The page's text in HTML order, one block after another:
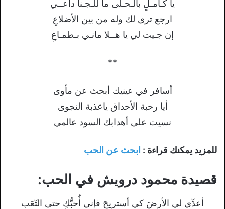
يا كـامـلٍ بالـحـلى ما للـجـنا داعــي
ارجع ترى لك وله من بين الأضلاعِ
إن جـيت لي يا هــلا مانـي بـطمـاعِ
**
أسافر في عينيك أبحث عن مأوى
أيا رحبة الأحداق ياعذبة النجوى
نسيت على أهدابك السود عالمي
للمزيد يمكنك قراءة : ابحث عن الحب
قصيدة محمود درويش في الحب:
أعدِّي لي الأرضَ كي أستريحَ فإني أُحبُّكِ حتى التّعَب